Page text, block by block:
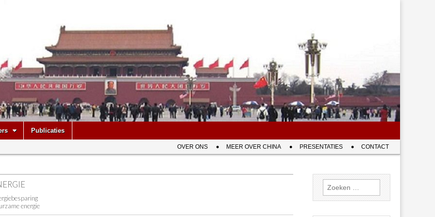
Publicaties
OVER ONS MEER OVER CHINA PRESENTATIES CONTACT
energie
Zoeken
naar: